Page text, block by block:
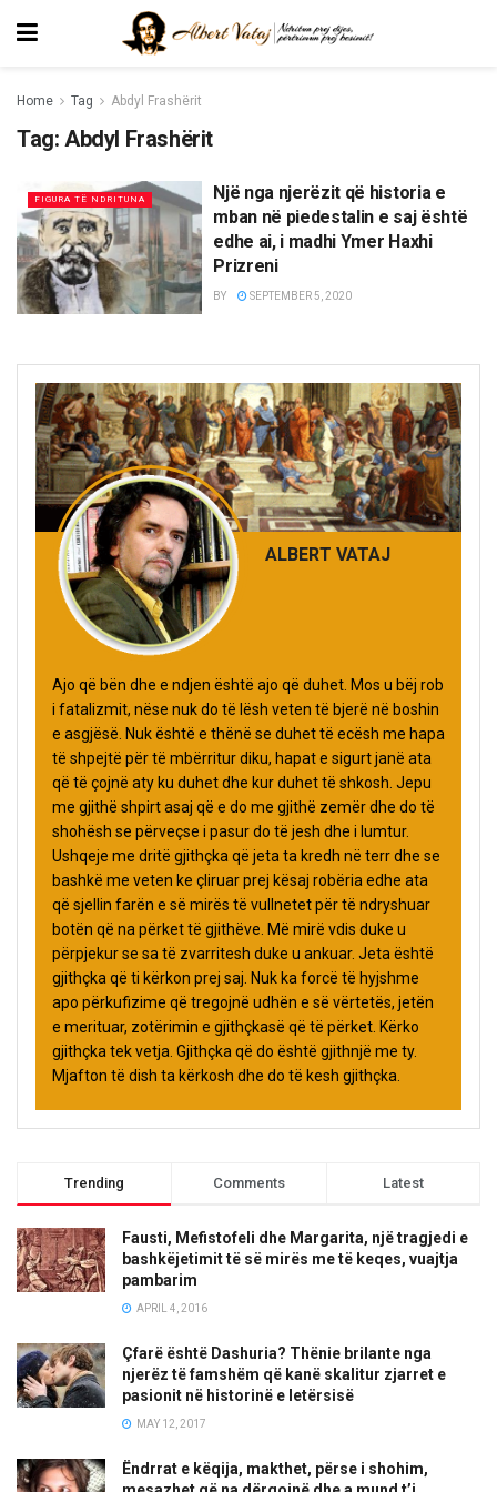
Home Tag Abdyl Frashërit
Tag: Abdyl Frashërit
FIGURA TË NDRITUNA
Një nga njerëzit që historia e
mban në piedestalin e saj është
edhe ai, i madhi Ymer Haxhi
Prizreni
BY SEPTEMBER 5, 2020
ALBERT VATAJ
Ajo që bën dhe e ndjen është ajo që duhet. Mos u bëj rob
i fatalizmit, nëse nuk do të lësh veten të bjerë në boshin
e asgjësë. Nuk është e thënë se duhet të ecësh me hapa
të shpejtë për të mbërritur diku, hapat e sigurt janë ata
që të çojnë aty ku duhet dhe kur duhet të shkosh. Jepu
me gjithë shpirt asaj që e do me gjithë zemër dhe do të
shohësh se përveçse i pasur do të jesh dhe i lumtur.
Ushqeje me dritë gjithçka që jeta ta kredh në terr dhe se
bashkë me veten ke çliruar prej kësaj robëria edhe ata
që sjellin farën e së mirës të vullnetet për të ndryshuar
botën që na përket të gjithëve. Më mirë vdis duke u
përpjekur se sa të zvarritesh duke u ankuar. Jeta është
gjithçka që ti kërkon prej saj. Nuk ka forcë të hyjshme
apo përkufizime që tregojnë udhën e së vërtetës, jetën
e merituar, zotërimin e gjithçkasë që të përket. Kërko
gjithçka tek vetja. Gjithçka që do është gjithnjë me ty.
Mjafton të dish ta kërkosh dhe do të kesh gjithçka.
Trending Comments Latest
Fausti, Mefistofeli dhe Margarita, një tragjedi e
bashkëjetimit të së mirës me të keqes, vuajtja
pambarim
APRIL 4, 2016
Çfarë është Dashuria? Thënie brilante nga
njerëz të famshëm që kanë skalitur zjarret e
pasionit në historinë e letërsisë
MAY 12, 2017
Ëndrrat e këqija, makthet, përse i shohim,